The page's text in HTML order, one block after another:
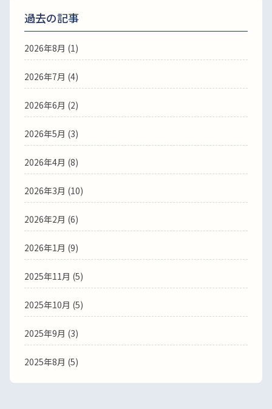
過去の記事
2026年8月 (1)
2026年7月 (4)
2026年6月 (2)
2026年5月 (3)
2026年4月 (8)
2026年3月 (10)
2026年2月 (6)
2026年1月 (9)
2025年11月 (5)
2025年10月 (5)
2025年9月 (3)
2025年8月 (5)